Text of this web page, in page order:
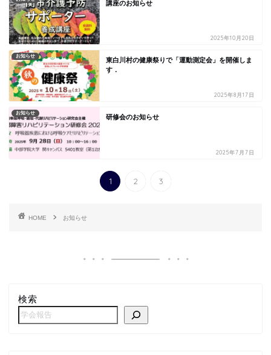
講座のお知らせ
2025年10月20日
お知らせ
東白川村の健康祭りで「運動測定会」を開催しま
す．
2025年8月17日
お知らせ
研修会のお知らせ
2025年7月7日
1 2 3
HOME お知らせ
検索